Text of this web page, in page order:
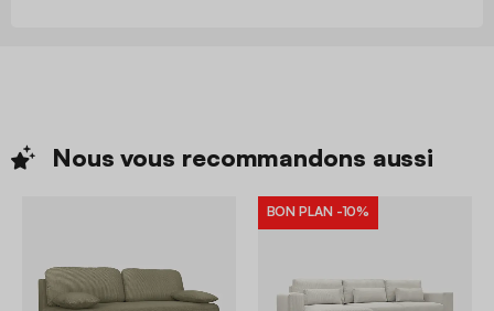
Nous vous recommandons aussi
BON PLAN -10%